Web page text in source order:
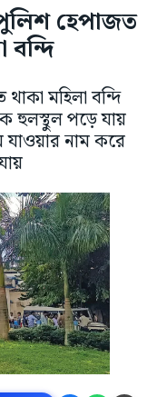
হেপাজত
মহিলা বন্দি
হুলস্থুল পড়ে যায়
নাম করে